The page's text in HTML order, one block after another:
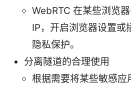
WebRTC 在某些浏览
IP，开启浏览器设置或
隐私保护。
分离隧道的合理使用
根据需要将某些敏感应